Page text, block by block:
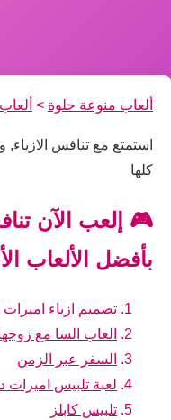
ألعاب منوعة حلوة > ألعاب Frozen كلها
كلها
🎮 إلعب الآن
بأفضل الألعاب
تصميم ازياء اميرات
العاب السا مع
السفر عبر الزمن
لعبة تلبيس
تلبيس كابلز